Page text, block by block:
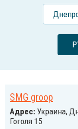
SMG groop
Адрес: Украина,
Гоголя 15